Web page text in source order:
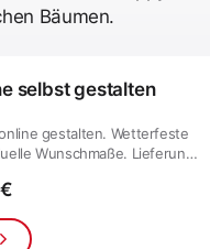
selbst gestalten
gestalten. Wetterfeste
Wunschmaße. Lieferung